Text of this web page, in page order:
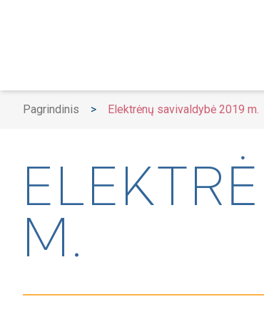
Pagrindinis > Elektrėnų savivaldybė 2019 m.
M.